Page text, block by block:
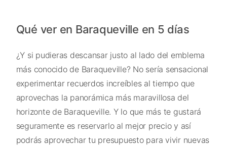
Qué ver en Baraqueville en 5 días
¿Y si pudieras descansar justo al lado del emblema
más conocido de Baraqueville? No sería sensacional
experimentar recuerdos increíbles al tiempo que
aprovechas la panorámica más maravillosa del
horizonte de Baraqueville. Y lo que más te gustará
seguramente es reservarlo al mejor precio y así
podrás aprovechar tu presupuesto para vivir nuevas